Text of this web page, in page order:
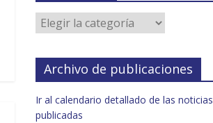
Archivo de publicaciones
Ir al calendario detallado de las noticias
publicadas